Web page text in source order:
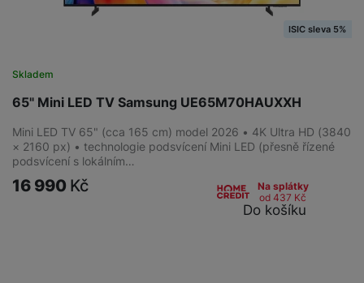
65" Mini LED TV Samsung UE65M70HAUXXH
Skladem
ISIC sleva 5%
Mini LED TV 65" (cca 165 cm) model 2026 • 4K Ultra HD (3840
× 2160 px) • technologie podsvícení Mini LED (přesně řízené
podsvícení s lokálním…
16 990 Kč
Na splátky
od 437 Kč
Do košíku